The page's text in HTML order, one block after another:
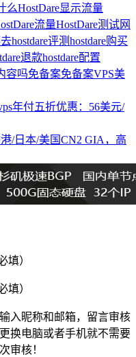
么HostDare显示流量
流量HostDare测试网
hostdare评测hostdare购买
退款hostdare配置
容吗免备案免备案VPS美
年付五折优惠：56美元/
/日本/美国CN2 GIA，高
填）
填）
入昵称和邮箱，留言审核
换电脑或者手机就不需要
审核！